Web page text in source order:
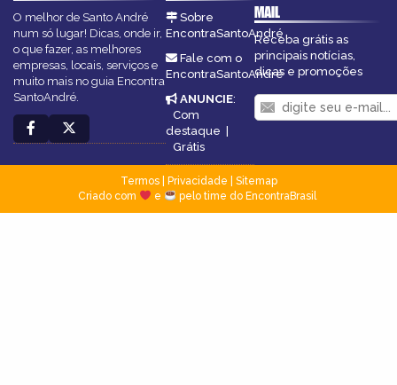
O melhor de Santo André
num só lugar! Dicas, onde ir,
o que fazer, as melhores
empresas, locais, serviços e
muito mais no guia Encontra
SantoAndré.
Sobre
EncontraSantoAndré
Fale com o
EncontraSantoAndré
ANUNCIE:
Com
destaque |
Grátis
MAIL
Receba grátis as
principais notícias,
dicas e promoções
Termos| Privacidade
Sitemap
Criado com
e pelo time do EncontraBrasil